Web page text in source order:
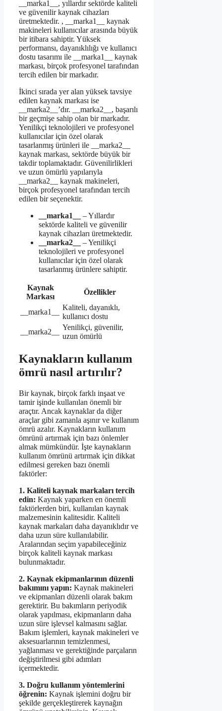
__marka1__, yıllardır sektörde kaliteli
ve güvenilir kaynak cihazları
üretmektedir. , __marka1__ kaynak
makineleri kullanıcılar arasında büyük
bir itibara sahiptir. Yüksek
performansı, dayanıklılığı ve kullanıcı
dostu tasarımı ile __marka1__ kaynak
markası, birçok profesyonel tarafından
tercih edilen bir markadır.
İkinci sırada yer alan yüksek tavsiye
edilen kaynak markası ise
__marka2__’dır. __marka2__, başarılı
bir geçmişe sahip olan bir markadır.
Yenilikçi teknolojileri ve profesyonel
kullanıcılar için özel olarak
tasarlanmış ürünleri ile __marka2__
kaynak markası, sektörde büyük bir
takdir toplamaktadır. Güvenilirlikleri
ve uzun ömürlü yapılarıyla
__marka2__ kaynak makineleri,
birçok profesyonel tarafından tercih
edilen bir seçenektir.
__marka1__
– Yıllardır
sektörde kaliteli ve güvenilir
kaynak cihazları üretmektedir.
__marka2__
– Yenilikçi
teknolojileri ve profesyonel
kullanıcılar için özel olarak
tasarlanmış ürünlere sahiptir.
Kaynak
Markası
Özellikler
__marka1__
Kaliteli, dayanıklı,
kullanıcı dostu
__marka2__
Yenilikçi, güvenilir,
uzun ömürlü
Kaynakların kullanım
ömrü nasıl artırılır?
Bir kaynak, birçok farklı inşaat ve
tamir işinde kullanılan önemli bir
araçtır. Ancak kaynaklar da diğer
araçlar gibi zamanla aşınır ve kullanım
ömrü azalır. Kaynakların kullanım
ömrünü artırmak için bazı önlemler
almak mümkündür. İşte kaynakların
kullanım ömrünü artırmak için dikkat
edilmesi gereken bazı önemli
faktörler:
1. Kaliteli kaynak markaları tercih
edin: Kaynak yaparken en önemli
faktörlerden biri, kullanılan kaynak
malzemesinin kalitesidir. Kaliteli
kaynak markaları daha dayanıklıdır ve
daha uzun süre kullanılabilir.
Aralarından seçim yapabileceğiniz
birçok kaliteli kaynak markası
bulunmaktadır.
2. Kaynak ekipmanlarının düzenli
bakımını yapın: Kaynak makineleri
ve ekipmanları düzenli olarak bakım
gerektirir. Bu bakımların periyodik
olarak yapılması, ekipmanların daha
uzun süre işlevsel kalmasını sağlar.
Bakım işlemleri, kaynak makineleri ve
aksesuarlarının temizlenmesi,
yağlanması ve gerektiğinde parçaların
değiştirilmesi gibi adımları
içermektedir.
3. Doğru kullanım yöntemlerini
öğrenin: Kaynak işlemini doğru bir
şekilde gerçekleştirerek kaynağın